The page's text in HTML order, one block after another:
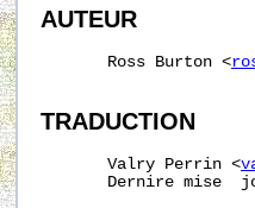
AUTEUR
       Ross Burton <
TRADUCTION
       Valry Perrin <
Dernire mise